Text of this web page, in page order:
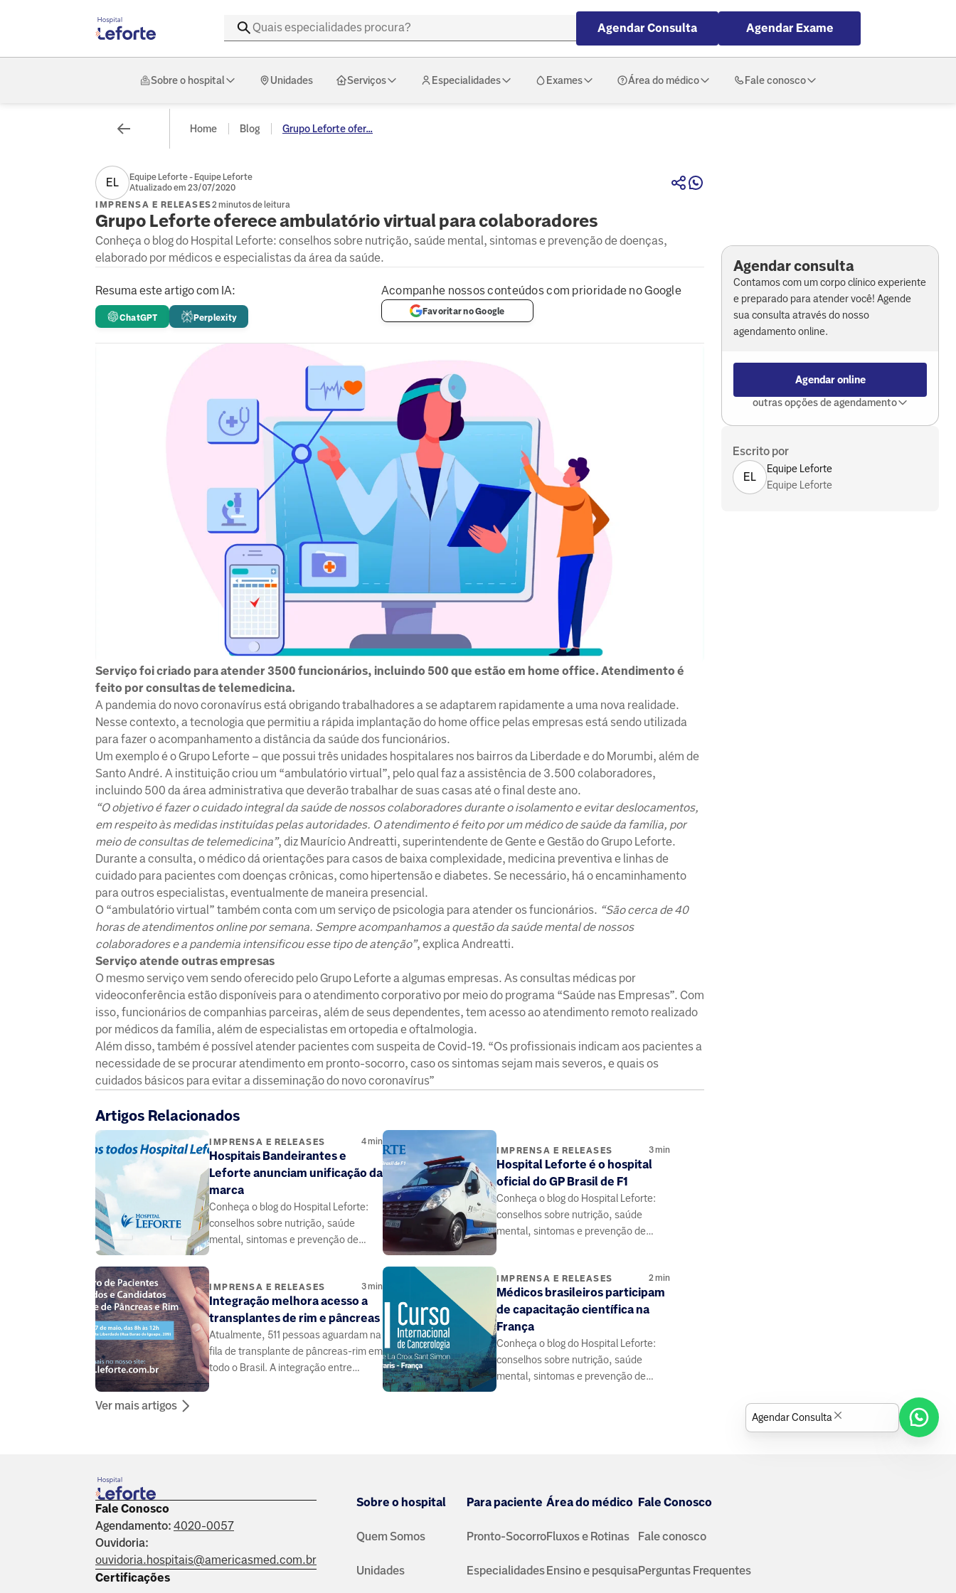
Agendar Consulta Agendar Exame
Sobre o hospital Unidades Serviços Especialidades Exames Área do médico Fale conosco
Home Blog Grupo Leforte ofer...
EL
Equipe Leforte - Equipe Leforte
Atualizado em 23/07/2020
IMPRENSA E RELEASES2 minutos de leitura
Grupo Leforte oferece ambulatório virtual para colaboradores
Conheça o blog do Hospital Leforte: conselhos sobre nutrição, saúde mental, sintomas e prevenção de doenças,
elaborado por médicos e especialistas da área da saúde.
Resuma este artigo com IA:
ChatGPT Perplexity
Acompanhe nossos conteúdos com prioridade no Google
Favoritar no Google
Serviço foi criado para atender 3500 funcionários, incluindo 500 que estão em home office. Atendimento é
feito por consultas de telemedicina.
A pandemia do novo coronavírus está obrigando trabalhadores a se adaptarem rapidamente a uma nova realidade.
Nesse contexto, a tecnologia que permitiu a rápida implantação do home office pelas empresas está sendo utilizada
para fazer o acompanhamento a distância da saúde dos funcionários.
Um exemplo é o Grupo Leforte – que possui três unidades hospitalares nos bairros da Liberdade e do Morumbi, além de
Santo André. A instituição criou um “ambulatório virtual”, pelo qual faz a assistência de 3.500 colaboradores,
incluindo 500 da área administrativa que deverão trabalhar de suas casas até o final deste ano.
“O objetivo é fazer o cuidado integral da saúde de nossos colaboradores durante o isolamento e evitar deslocamentos,
em respeito às medidas instituídas pelas autoridades. O atendimento é feito por um médico de saúde da família, por
meio de consultas de telemedicina”, diz Maurício Andreatti, superintendente de Gente e Gestão do Grupo Leforte.
Durante a consulta, o médico dá orientações para casos de baixa complexidade, medicina preventiva e linhas de
cuidado para pacientes com doenças crônicas, como hipertensão e diabetes. Se necessário, há o encaminhamento
para outros especialistas, eventualmente de maneira presencial.
O “ambulatório virtual” também conta com um serviço de psicologia para atender os funcionários. “São cerca de 40
horas de atendimentos online por semana. Sempre acompanhamos a questão da saúde mental de nossos
colaboradores e a pandemia intensificou esse tipo de atenção”, explica Andreatti.
Serviço atende outras empresas
O mesmo serviço vem sendo oferecido pelo Grupo Leforte a algumas empresas. As consultas médicas por
videoconferência estão disponíveis para o atendimento corporativo por meio do programa “Saúde nas Empresas”. Com
isso, funcionários de companhias parceiras, além de seus dependentes, tem acesso ao atendimento remoto realizado
por médicos da família, além de especialistas em ortopedia e oftalmologia.
Além disso, também é possível atender pacientes com suspeita de Covid-19. “Os profissionais indicam aos pacientes a
necessidade de se procurar atendimento em pronto-socorro, caso os sintomas sejam mais severos, e quais os
cuidados básicos para evitar a disseminação do novo coronavírus”
Artigos Relacionados
IMPRENSA E RELEASES 4min
Hospitais Bandeirantes e
Leforte anunciam unificação da
marca
Conheça o blog do Hospital Leforte:
conselhos sobre nutrição, saúde
mental, sintomas e prevenção de
IMPRENSA E RELEASES 3min
Hospital Leforte é o hospital
oficial do GP Brasil de F1
Conheça o blog do Hospital Leforte:
conselhos sobre nutrição, saúde
mental, sintomas e prevenção de
IMPRENSA E RELEASES 3min
Integração melhora acesso a
transplantes de rim e pâncreas
Atualmente, 511 pessoas aguardam na
fila de transplante de pâncreas-rim em
todo o Brasil. A integração entre
IMPRENSA E RELEASES 2min
Médicos brasileiros participam
de capacitação científica na
França
Conheça o blog do Hospital Leforte:
conselhos sobre nutrição, saúde
mental, sintomas e prevenção de
Ver mais artigos
Agendar consulta
Contamos com um corpo clínico experiente
e preparado para atender você! Agende
sua consulta através do nosso
agendamento online.
Agendar online
outras opções de agendamento
Escrito por
EL
Equipe Leforte
Equipe Leforte
Fale Conosco
Agendamento: 4020-0057
Ouvidoria:
ouvidoria.hospitais@americasmed.com.br
Certificações
Sobre o hospital
Quem Somos
Unidades
Para paciente
Pronto-Socorro
Especialidades
Área do médico
Fluxos e Rotinas
Ensino e pesquisa
Fale Conosco
Fale conosco
Perguntas Frequentes
Agendar Consulta